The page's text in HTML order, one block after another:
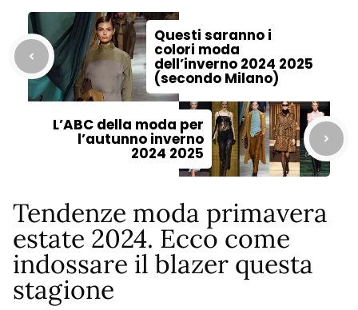
Questi saranno i
colori moda
dell’inverno 2024 2025
(secondo Milano)
L’ABC della moda per
l’autunno inverno
2024 2025
Tendenze moda primavera
estate 2024. Ecco come
indossare il blazer questa
stagione